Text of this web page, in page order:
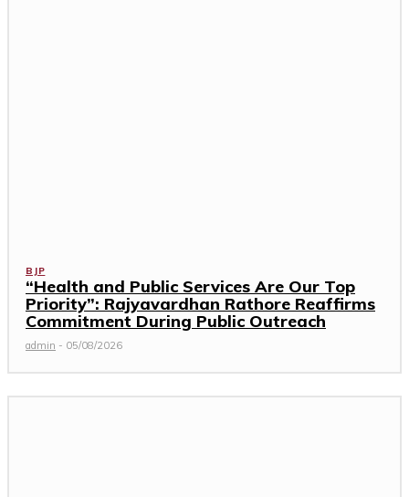
BJP
“Health and Public Services Are Our Top
Priority”: Rajyavardhan Rathore Reaffirms
Commitment During Public Outreach
admin - 05/08/2026